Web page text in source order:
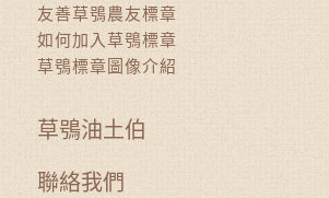
友善草鴞農友標章
如何加入草鴞標章
草鴞標章圖像介紹
草鴞油土伯
聯絡我們